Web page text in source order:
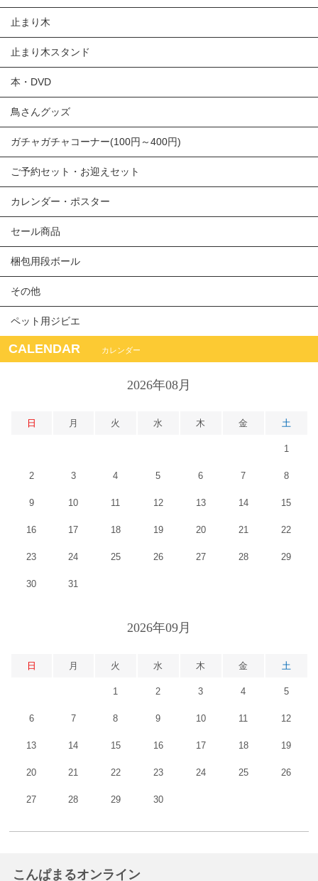
止まり木
止まり木スタンド
本・DVD
鳥さんグッズ
ガチャガチャコーナー(100円～400円)
ご予約セット・お迎えセット
カレンダー・ポスター
セール商品
梱包用段ボール
その他
ペット用ジビエ
CALENDAR カレンダー
2026年08月
日 月 火 水 木 金 土
1
2 3 4 5 6 7 8
9 10 11 12 13 14 15
16 17 18 19 20 21 22
23 24 25 26 27 28 29
30 31
2026年09月
日 月 火 水 木 金 土
1 2 3 4 5
6 7 8 9 10 11 12
13 14 15 16 17 18 19
20 21 22 23 24 25 26
27 28 29 30
こんぱまるオンライン